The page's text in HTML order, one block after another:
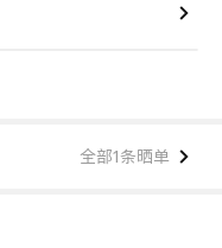
全部1条晒单